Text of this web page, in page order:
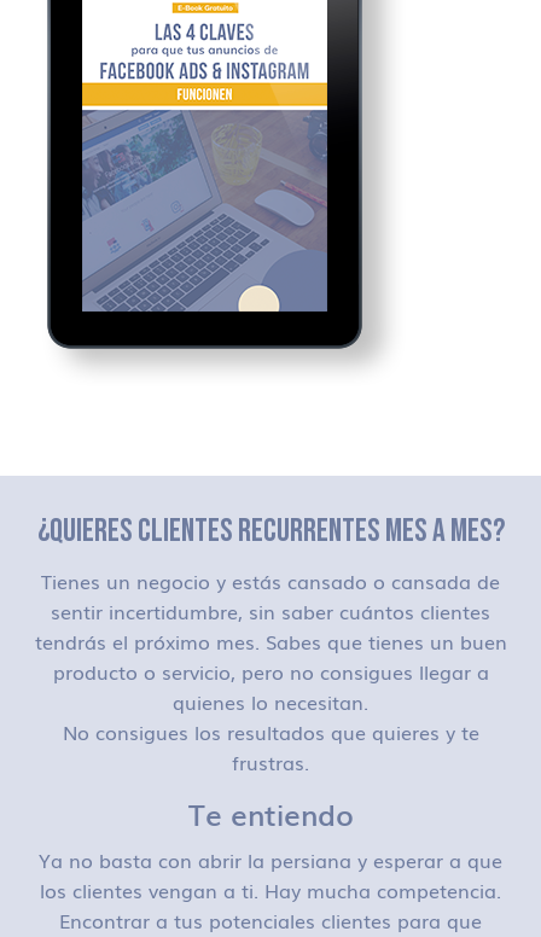
¿QUIERES CLIENTES RECURRENTES MES A MES?
Tienes un negocio y estás cansado o cansada de
sentir incertidumbre, sin saber cuántos clientes
tendrás el próximo mes. Sabes que tienes un buen
producto o servicio, pero no consigues llegar a
quienes lo necesitan.
No consigues los resultados que quieres y te
frustras.
Te entiendo
Ya no basta con abrir la persiana y esperar a que
los clientes vengan a ti. Hay mucha competencia.
Encontrar a tus potenciales clientes para que